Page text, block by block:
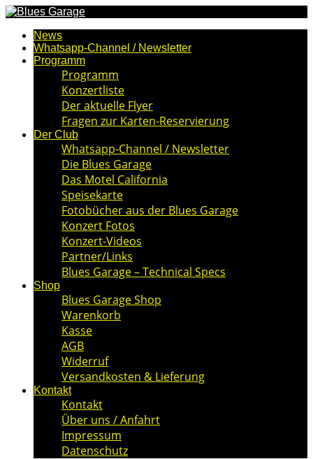
News
Whatsapp-Channel / Newsletter
Programm
Programm
Konzertliste
Der aktuelle Flyer
Fragen zur Karten-Reservierung
Der Club
Whatsapp-Channel / Newsletter
Die Blues Garage
Das Motel California
Speisekarte
Fotobücher aus der Blues Garage
Konzert Fotos
Konzert-Videos
Partner/Links
Blues Garage – Technical Specs
Shop
Blues Garage Shop
Warenkorb
Kasse
AGB
Widerruf
Versandkosten & Lieferung
Kontakt
Kontakt
Über uns / Anfahrt
Impressum
Datenschutz